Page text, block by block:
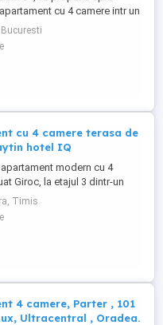
cu 4 camere intr un
cu regim de înălțime
în anul 2006 și având
pe nivel, acest
cu 4 camere terasa de
hotel IQ
modern cu 4
Giroc, la etajul 3 dintr-un
etaje (finalizat în 2024).
75 mp Terasa generoasă:
totală: 105 mp
Timis
4 camere, Parter , 101
Ultracentral , Oradea.